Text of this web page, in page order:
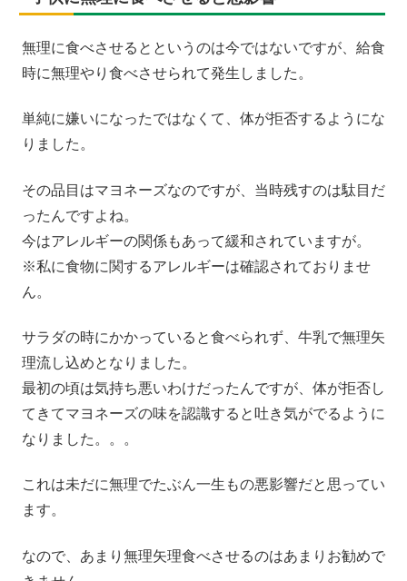
無理に食べさせるとというのは今ではないですが、給食
時に無理やり食べさせられて発生しました。
単純に嫌いになったではなくて、体が拒否するようにな
りました。
その品目はマヨネーズなのですが、当時残すのは駄目だ
ったんですよね。
今はアレルギーの関係もあって緩和されていますが。
※私に食物に関するアレルギーは確認されておりませ
ん。
サラダの時にかかっていると食べられず、牛乳で無理矢
理流し込めとなりました。
最初の頃は気持ち悪いわけだったんですが、体が拒否し
てきてマヨネーズの味を認識すると吐き気がでるように
なりました。。。
これは未だに無理でたぶん一生もの悪影響だと思ってい
ます。
なので、あまり無理矢理食べさせるのはあまりお勧めで